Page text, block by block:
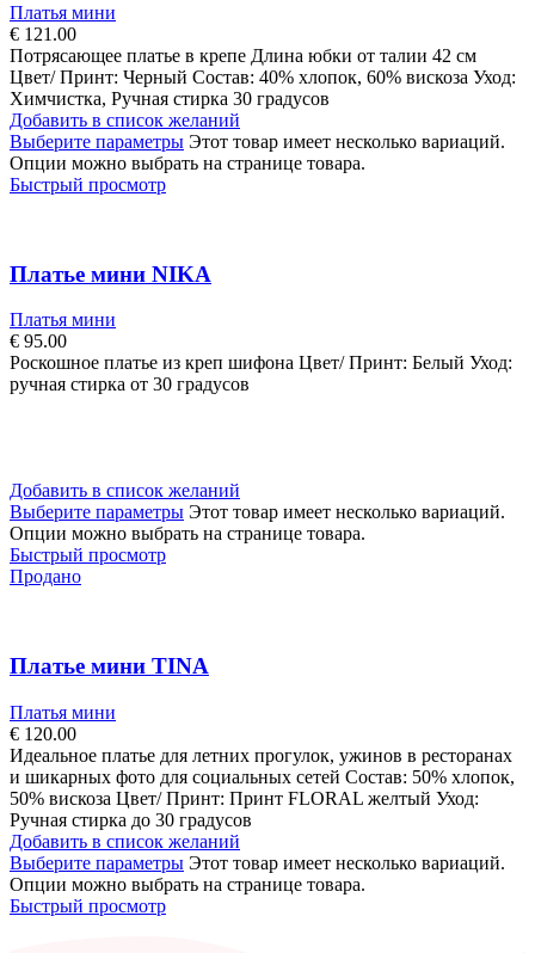
Платья мини
€ 121.00
Потрясающее платье в крепе Длина юбки от талии 42 см
Цвет/ Принт: Черный Состав: 40% хлопок, 60% вискоза Уход:
Химчистка, Ручная стирка 30 градусов
Добавить в список желаний
Выберите параметры Этот товар имеет несколько вариаций.
Опции можно выбрать на странице товара.
Быстрый просмотр
Платье мини NIKA
Платья мини
€ 95.00
Роскошное платье из креп шифона Цвет/ Принт: Белый Уход:
ручная стирка от 30 градусов
Добавить в список желаний
Выберите параметры Этот товар имеет несколько вариаций.
Опции можно выбрать на странице товара.
Быстрый просмотр
Продано
Платье мини TINA
Платья мини
€ 120.00
Идеальное платье для летних прогулок, ужинов в ресторанах
и шикарных фото для социальных сетей Состав: 50% хлопок,
50% вискоза Цвет/ Принт: Принт FLORAL желтый Уход:
Ручная стирка до 30 градусов
Добавить в список желаний
Выберите параметры Этот товар имеет несколько вариаций.
Опции можно выбрать на странице товара.
Быстрый просмотр